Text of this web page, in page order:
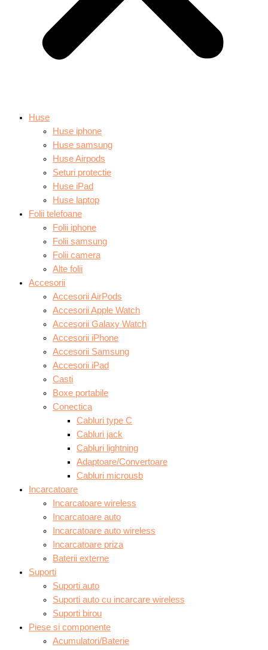
Huse
Huse iphone
Huse samsung
Huse Airpods
Seturi protectie
Huse iPad
Huse laptop
Folii telefoane
Folii iphone
Folii samsung
Folii camera
Alte folii
Accesorii
Accesorii AirPods
Accesorii Apple Watch
Accesorii Galaxy Watch
Accesorii iPhone
Accesorii Samsung
Accesorii iPad
Casti
Boxe portabile
Conectica
Cabluri type C
Cabluri jack
Cabluri lightning
Adaptoare/Convertoare
Cabluri microusb
Incarcatoare
Incarcatoare wireless
Incarcatoare auto
Incarcatoare auto wireless
Incarcatoare priza
Baterii externe
Suporti
Suporti auto
Suporti auto cu incarcare wireless
Suporti birou
Piese si componente
Acumulatori/Baterie